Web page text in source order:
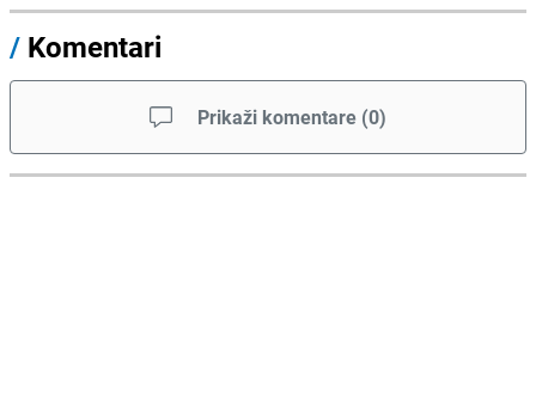
/ Komentari
Prikaži komentare (0)